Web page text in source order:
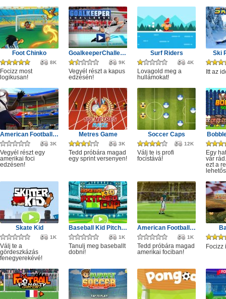
Foot Chinko
8K
Focizz most
logikusan!
GoalkeeperChallenge
9K
Vegyél részt a kapus
edzésén!
Surf Riders
4K
Lovagold meg a
hullámokat!
Ski
Itt az
American Football Kick
3K
Vegyél részt egy
amerikai foci
edzésen!
Metres Game
3K
Tedd próbára magad
egy sprint versenyen!
Soccer Caps
12K
Válj te is profi
focistává!
Egy
vár
ezt a
Skate Kid
1K
Válj te a
gördeszkázás
fenegyerekévé!
Baseball Kid Pitcher Cup
1K
Tanulj meg baseballt
dobni!
American Football Challenge
1K
Tedd próbára magad
amerikai fociban!
Focizz